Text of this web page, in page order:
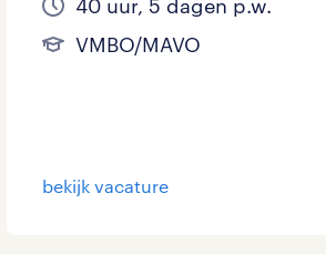
40 uur, 5 dagen p.w.
VMBO/MAVO
bekijk vacature